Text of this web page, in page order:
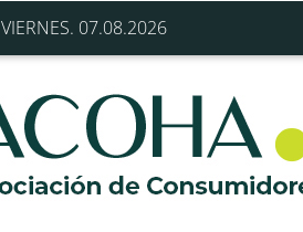
VIERNES. 07.08.2026